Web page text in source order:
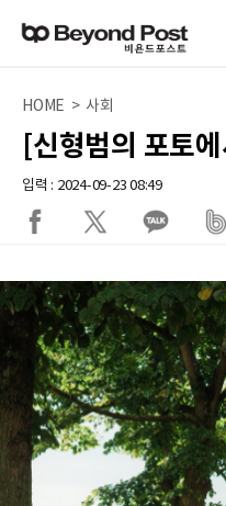
HOME > 사회
[신형범의 포토
입력 : 2024-09-23 08:49